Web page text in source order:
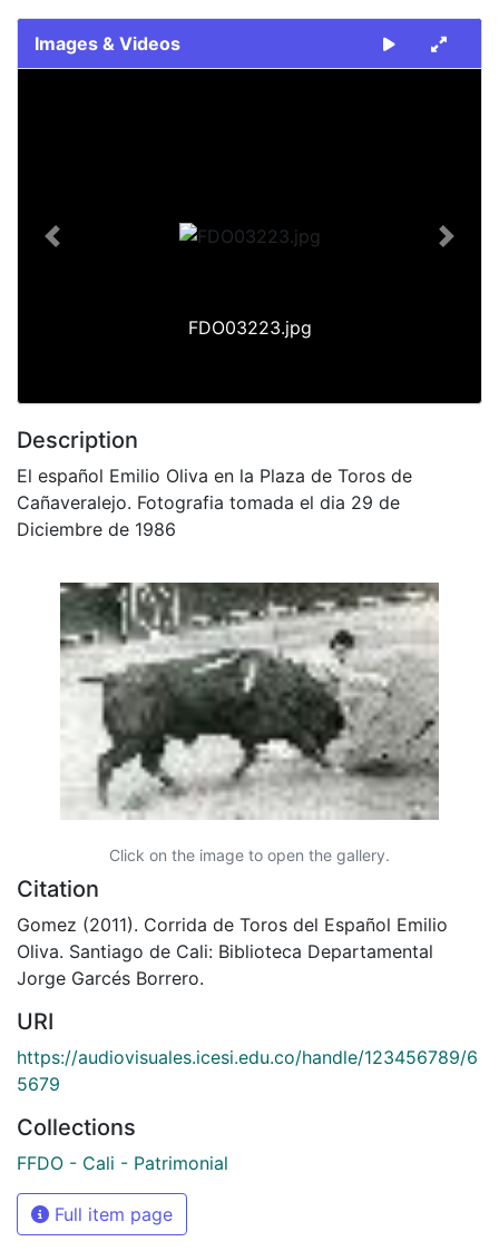
Images & Videos
FDO03223.jpg
Previous Next
Description
El español Emilio Oliva en la Plaza de Toros de
Cañaveralejo. Fotografia tomada el dia 29 de
Diciembre de 1986
Click on the image to open the gallery.
Citation
Gomez (2011). Corrida de Toros del Español Emilio
Oliva. Santiago de Cali: Biblioteca Departamental
Jorge Garcés Borrero.
URI
https://audiovisuales.icesi.edu.co/handle/123456789/6
5679
Collections
FFDO - Cali - Patrimonial
Full item page